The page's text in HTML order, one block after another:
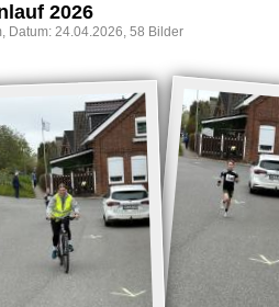
2026
Datum: 24.04.2026, 58 Bilder